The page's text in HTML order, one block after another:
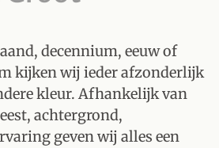
decennium, eeuw of
kijken wij ieder afzonderlijk
kleur. Afhankelijk van
achtergrond,
geven wij alles een